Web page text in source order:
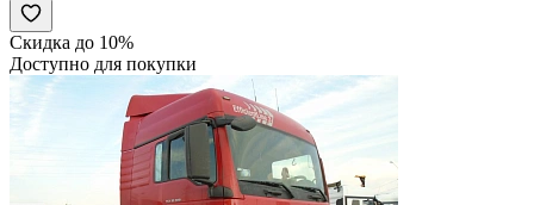
Скидка до 10%
Доступно для покупки